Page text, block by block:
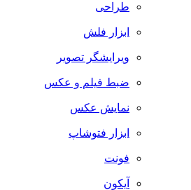
طراحی
ابزار فلش
ویرایشگر تصویر
ضبط فيلم و عكس
نمایش عکس
ابزار فتوشاپ
فونت
آیکون